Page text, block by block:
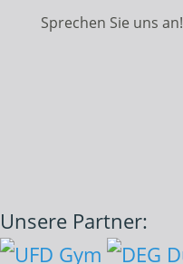
Sprechen Sie uns an!
Unsere Partner: